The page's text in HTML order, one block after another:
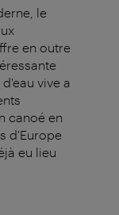
le
en outre
vive a
canoé en
d'Europe
eu lieu